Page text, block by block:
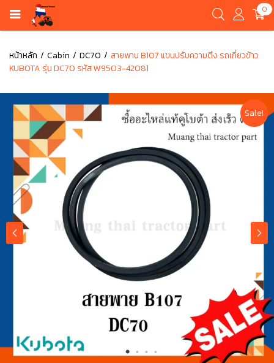
0
หน้าหลัก Cabin DC70
สายพาน B107 แขนปรับความตึง รถเกี่ยวข้าว
KUBOTA รุ่น DC70 รหัส W9503-42081
Sale!